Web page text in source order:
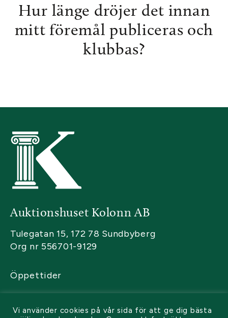
Hur länge dröjer det innan
mitt föremål publiceras och
klubbas?
Auktionshuset Kolonn AB
Tulegatan 15, 172 78 Sundbyberg
Org nr 556701-9129
Öppettider
Kontakta oss
Vi använder cookies på vår sida för att ge dig bästa